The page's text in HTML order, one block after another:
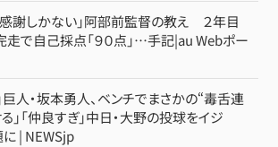
感謝しかない」阿部前監督の教え ２年目
で自己採点「９０点」…手記|au Webポー
巨人・坂本勇人、ベンチでまさかの“毒舌連
」「仲良すぎ」中日・大野の投球をイジ
に | NEWSjp